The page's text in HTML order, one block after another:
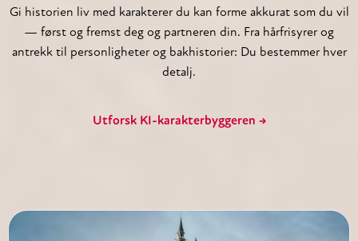
Gi historien liv med karakterer du kan forme akkurat som du vil
— først og fremst deg og partneren din. Fra hårfrisyrer og
antrekk til personligheter og bakhistorier: Du bestemmer hver
detalj.
Utforsk KI-karakterbyggeren →